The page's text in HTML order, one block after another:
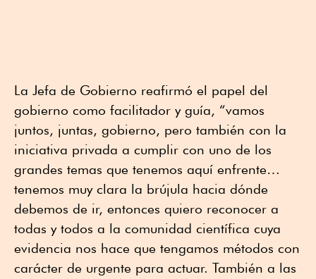
La Jefa de Gobierno reafirmó el papel del
gobierno como facilitador y guía, “vamos
juntos, juntas, gobierno, pero también con la
iniciativa privada a cumplir con uno de los
grandes temas que tenemos aquí enfrente…
tenemos muy clara la brújula hacia dónde
debemos de ir, entonces quiero reconocer a
todas y todos a la comunidad científica cuya
evidencia nos hace que tengamos métodos con
carácter de urgente para actuar. También a las